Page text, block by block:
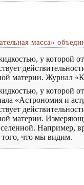
масса»
у которой
материи. Журнал
у которой
«Астрономия и
материи.
Например,
того, что мы видим.